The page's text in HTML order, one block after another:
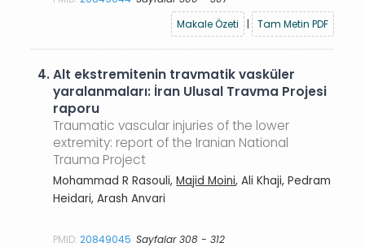
Makale Özeti
| Tam Metin PDF
4.Alt ekstremitenin travmatik vasküler
yaralanmaları: İran Ulusal Travma Projesi
raporu
Traumatic vascular injuries of the lower
extremity: report of the Iranian National
Trauma Project
Mohammad R Rasouli,Majid Moini, Ali Khaji, Pedram
Heidari, Arash Anvari
PMID:20849045 Sayfalar 308 - 312